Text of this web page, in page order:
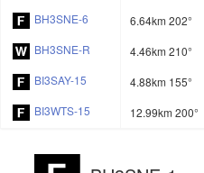
BH3SNE-6
6.64km 202°
BH3SNE-R
4.46km 210°
BI3SAY-15
4.88km 155°
BI3WTS-15
12.99km 200°